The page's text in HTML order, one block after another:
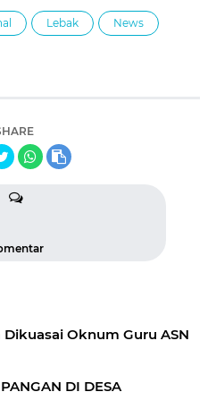
Lebak News
Oknum Guru ASN
DI DESA